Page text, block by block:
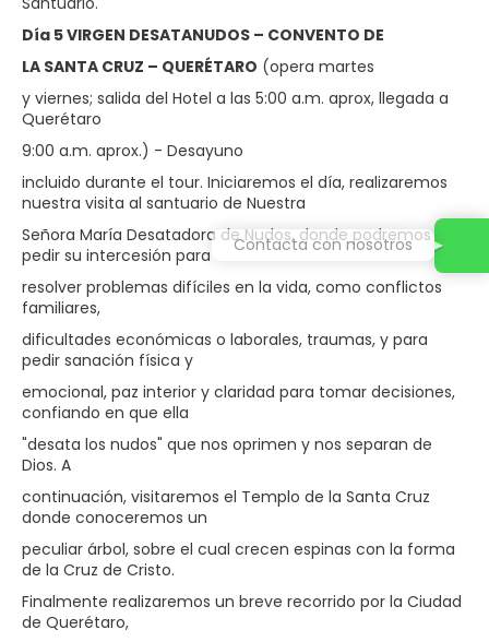
Día 5 VIRGEN DESATANUDOS – CONVENTO DE
LA SANTA CRUZ – QUERÉTARO (opera martes
y viernes; salida del Hotel a las 5:00 a.m. aprox, llegada a
Querétaro
9:00 a.m. aprox.) - Desayuno
incluido durante el tour. Iniciaremos el día, realizaremos
nuestra visita al santuario de Nuestra
Señora María Desatadora de Nudos, donde podremos
pedir su intercesión para
resolver problemas difíciles en la vida, como conflictos
familiares,
dificultades económicas o laborales, traumas, y para
pedir sanación física y
emocional, paz interior y claridad para tomar decisiones,
confiando en que ella
"desata los nudos" que nos oprimen y nos separan de
Dios. A
continuación, visitaremos el Templo de la Santa Cruz
donde conoceremos un
peculiar árbol, sobre el cual crecen espinas con la forma
de la Cruz de Cristo.
Finalmente realizaremos un breve recorrido por la Ciudad
de Querétaro,
Contacta con nosotros